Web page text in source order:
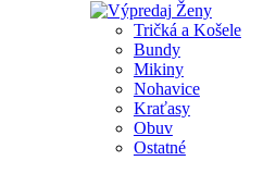
Tričká a Košele
Bundy
Mikiny
Nohavice
Kraťasy
Obuv
Ostatné